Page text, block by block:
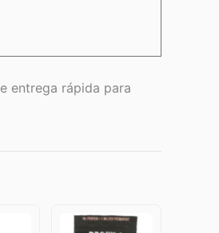
entrega rápida para